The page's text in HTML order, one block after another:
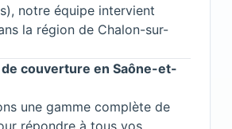
notre équipe intervient
la région de Chalon-sur-
couverture en Saône-et-
une gamme complète de
répondre à tous vos